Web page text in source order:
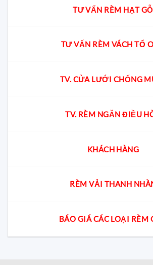
TƯ VẤN RÈM HẠT GỖ
TƯ VẤN RÈM VÁCH TỔ
TV. CỬA LƯỚI CHỐNG
TV. RÈM NGĂN ĐIỀU
KHÁCH HÀNG
RÈM VẢI THANH
BÁO GIÁ CÁC LOẠI RÈM